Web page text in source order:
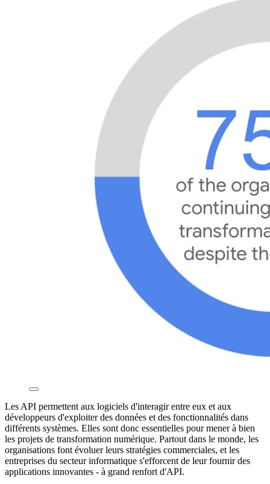
Les API permettent aux logiciels d'interagir entre eux et aux
développeurs d'exploiter des données et des fonctionnalités dans
différents systèmes. Elles sont donc essentielles pour mener à bien
les projets de transformation numérique. Partout dans le monde, les
organisations font évoluer leurs stratégies commerciales, et les
entreprises du secteur informatique s'efforcent de leur fournir des
applications innovantes - à grand renfort d'API.